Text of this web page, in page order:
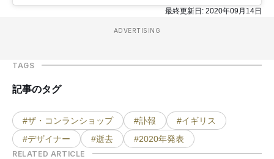
最終更新日: 2020年09月14日
ADVERTISING
TAGS
記事のタグ
#ザ・コンランショップ #訃報
#イギリス
#デザイナー
#逝去 #2020年発表
RELATED ARTICLE